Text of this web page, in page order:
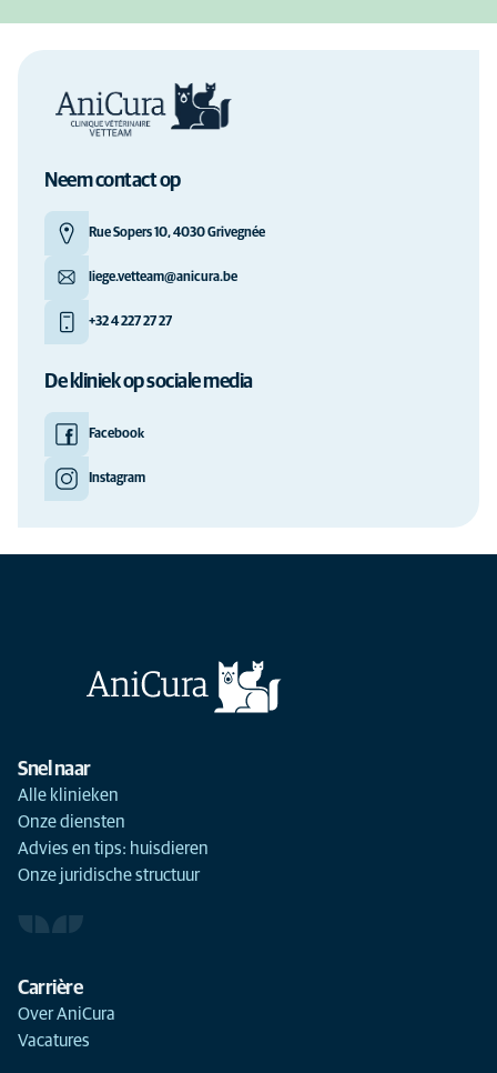
Neem contact op
Rue Sopers 10, 4030 Grivegnée
liege.vetteam@anicura.be
+32 4 227 27 27
De kliniek op sociale media
Facebook
Instagram
Snel naar
Alle klinieken
Onze diensten
Advies en tips: huisdieren
Onze juridische structuur
Carrière
Over AniCura
Vacatures